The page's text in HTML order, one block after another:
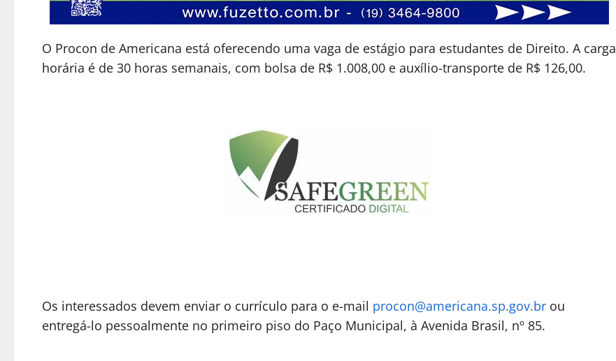
O Procon de Americana está oferecendo uma vaga de estágio para estudantes de Direito. A carga
horária é de 30 horas semanais, com bolsa de R$ 1.008,00 e auxílio-transporte de R$ 126,00.
Os interessados devem enviar o currículo para o e-mail procon@americana.sp.gov.br ou
entregá-lo pessoalmente no primeiro piso do Paço Municipal, à Avenida Brasil, nº 85.